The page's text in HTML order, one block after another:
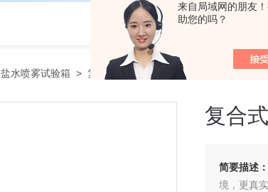
来自局域网的朋友
助您的吗？
盐水喷雾试验箱 > 复合式盐雾试验箱
复合
简要描述：
境，更真